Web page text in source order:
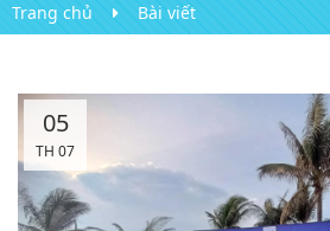
Trang chủ Bài viết
05
TH 07